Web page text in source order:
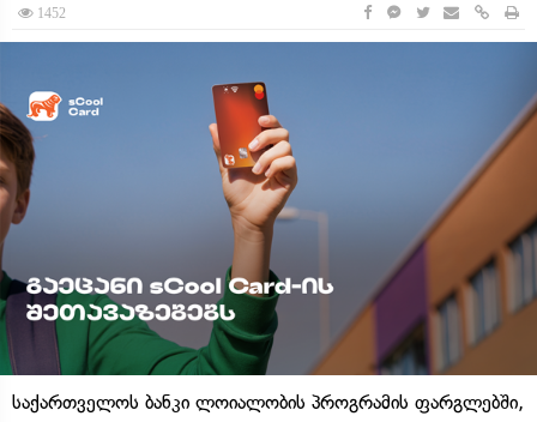
1452
საქართველოს ბანკი ლოიალობის პროგრამის ფარგლებში,